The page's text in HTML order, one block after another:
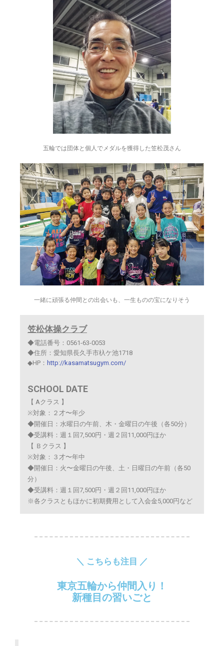
五輪では団体と個人でメダルを獲得した笠松茂さん
一緒に頑張る仲間との出会いも、一生ものの宝になりそう
笠松体操クラブ
◆電話番号：0561-63-0053
◆住所：愛知県長久手市杁ケ池1718
◆HP： http://kasamatsugym.com/
SCHOOL DATE
【 Aクラス 】
※対象：２才〜年少
◆開催日：水曜日の午前、木・金曜日の午後（各50分）
◆受講料：週１回7,500円・週２回11,000円ほか
【 Ｂクラス 】
※対象：３才〜年中
◆開催日：火〜金曜日の午後、土・日曜日の午前（各50
分）
◆受講料：週１回7,500円・週２回11,000円ほか
※各クラスともほかに初期費用として入会金5,000円など
＼ こちらも注目 ／
東京五輪から仲間入り！
新種目の習いごと